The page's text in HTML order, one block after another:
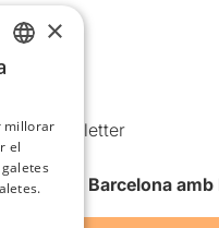
i Newsletter
Teatre Barcelona
×
millorar
el